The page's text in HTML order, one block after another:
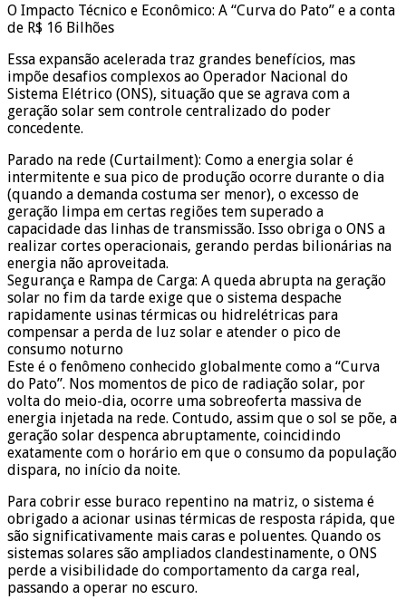
O Impacto Técnico e Econômico: A “Curva do Pato” e a conta
de R$ 16 Bilhões
Essa expansão acelerada traz grandes benefícios, mas
impõe desafios complexos ao Operador Nacional do
Sistema Elétrico (ONS), situação que se agrava com a
geração solar sem controle centralizado do poder
concedente.
Parado na rede (Curtailment): Como a energia solar é
intermitente e sua pico de produção ocorre durante o dia
(quando a demanda costuma ser menor), o excesso de
geração limpa em certas regiões tem superado a
capacidade das linhas de transmissão. Isso obriga o ONS a
realizar cortes operacionais, gerando perdas bilionárias na
energia não aproveitada.
Segurança e Rampa de Carga: A queda abrupta na geração
solar no fim da tarde exige que o sistema despache
rapidamente usinas térmicas ou hidrelétricas para
compensar a perda de luz solar e atender o pico de
consumo noturno
Este é o fenômeno conhecido globalmente como a “Curva
do Pato”. Nos momentos de pico de radiação solar, por
volta do meio-dia, ocorre uma sobreoferta massiva de
energia injetada na rede. Contudo, assim que o sol se põe, a
geração solar despenca abruptamente, coincidindo
exatamente com o horário em que o consumo da população
dispara, no início da noite.
Para cobrir esse buraco repentino na matriz, o sistema é
obrigado a acionar usinas térmicas de resposta rápida, que
são significativamente mais caras e poluentes. Quando os
sistemas solares são ampliados clandestinamente, o ONS
perde a visibilidade do comportamento da carga real,
passando a operar no escuro.